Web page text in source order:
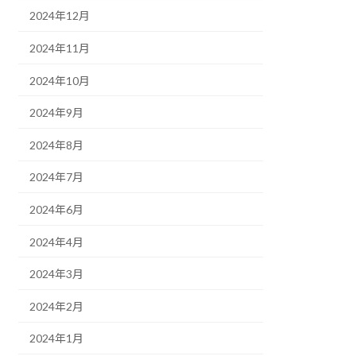
2024年12月
2024年11月
2024年10月
2024年9月
2024年8月
2024年7月
2024年6月
2024年4月
2024年3月
2024年2月
2024年1月